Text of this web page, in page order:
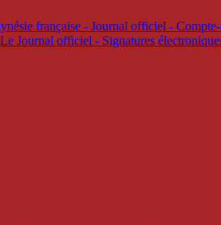
française - Journal officiel -
Le Journal officiel - Signatures